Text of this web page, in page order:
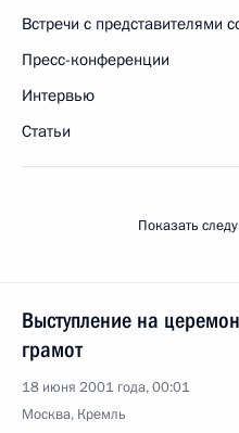
Встречи с представителями
Пресс-конференции
Интервью
Статьи
Показать
Выступление на
грамот
18 июня 2001 года, 00:01
Москва, Кремль